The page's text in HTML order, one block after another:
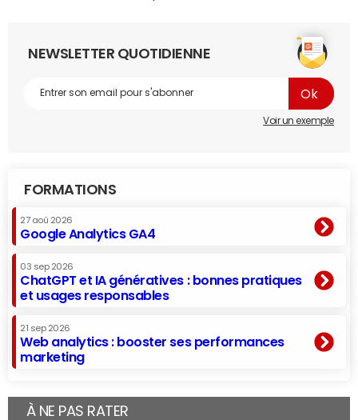
NEWSLETTER QUOTIDIENNE
Voir un exemple
FORMATIONS
27 aoû 2026
Google Analytics GA4
03 sep 2026
ChatGPT et IA génératives : bonnes pratiques
et usages responsables
21 sep 2026
Web analytics : booster ses performances
marketing
À NE PAS RATER